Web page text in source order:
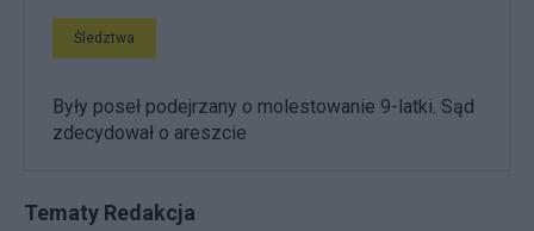
Śledztwa
Były poseł podejrzany o molestowanie 9-latki. Sąd
zdecydował o areszcie
Tematy Redakcja